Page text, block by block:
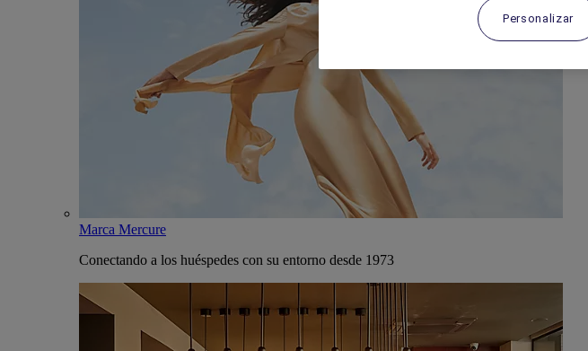
Marca Mercure
Conectando a los huéspedes con su entorno desde 1973
Personalizar